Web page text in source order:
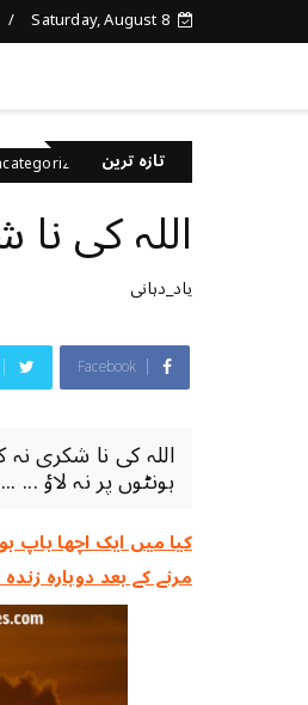
Saturday, August 8
تازہ ترین
Uncategorized
اللہ کی
یاد_دہانی
Facebook
اللہ کی نا شکری
ہونٹوں پر نہ لاؤ ...
کیا میں ایک اچھا باپ
مرنے کے بعد دوبارہ